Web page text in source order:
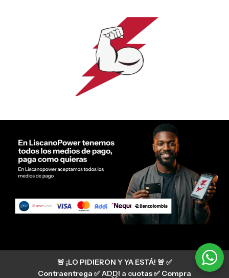
🚨 ¡LO PIDIERON Y YA ESTÁ! 🚨 ✅
Contraentrega ✅ ADDI a cuotas ✅ Compra
Si tienes algún tipo de duda, puedes consultar
nuestro centro de ayuda